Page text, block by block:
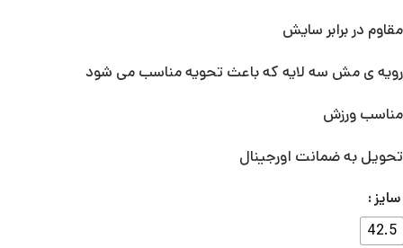
مقاوم در برابر سایش
رویه ی مش سه لایه که باعث تحویه مناسب می شود
مناسب ورزش
تحویل به ضمانت اورجینال
سایز
42.5